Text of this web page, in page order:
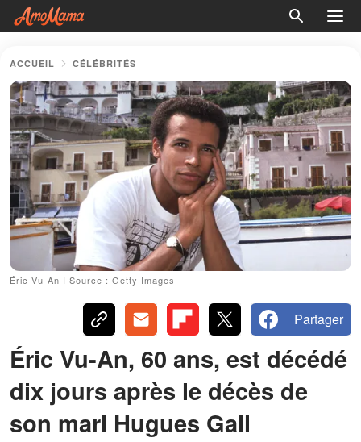
ACCUEIL CÉLÉBRITÉS
Éric Vu-An I Source : Getty Images
Partager
Éric Vu-An, 60 ans, est décédé
dix jours après le décès de
son mari Hugues Gall